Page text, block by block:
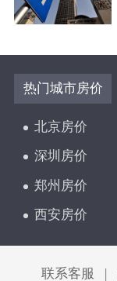
热门城市房价
北京房价
深圳房价
郑州房价
西安房价
太原房价
联系客服